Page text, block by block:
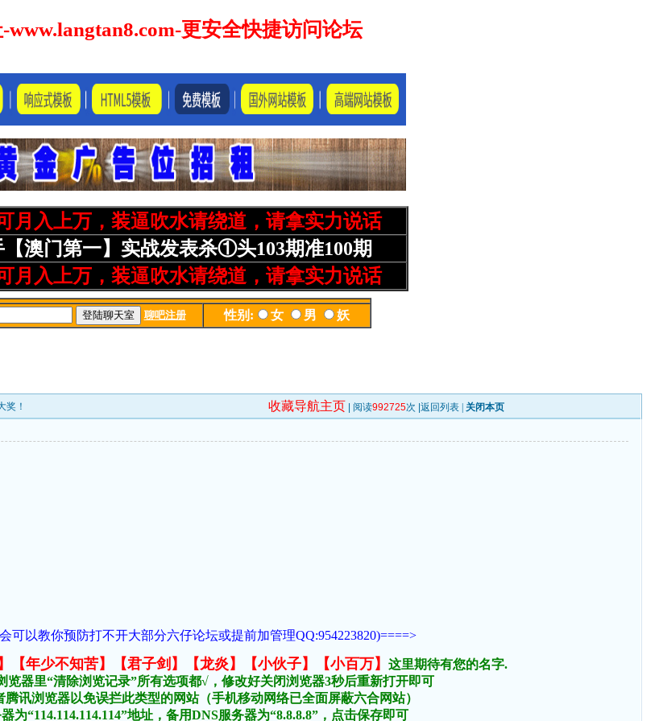
！ 收藏导航主页 | 阅读992725次 |返回列表 关闭本页
可以教你预防打不开大部分六仔论坛或提前加管理QQ:954223820)====>
【年少不知苦】【君子剑】【龙炎】【小伙子】【小百万】
这里期待有您的名字.
器里“清除浏览记录”所有选项都√，修改好关闭浏览器3秒后重新打开即可
讯浏览器以免误拦此类型的网站（手机移动网络已全面屏蔽六合网站）
“114.114.114.114”地址，备用DNS服务器为“8.8.8.8”，点击保存即可